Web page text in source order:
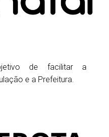
de facilitar a
e a Prefeitura.